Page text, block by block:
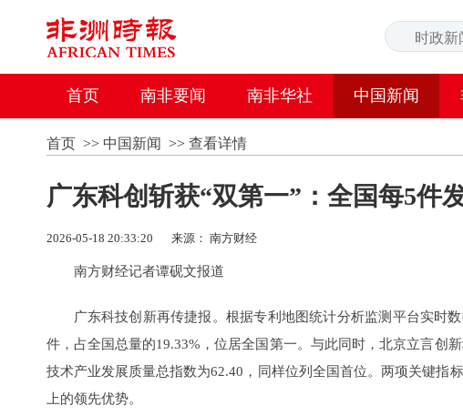
首页 南非要闻 南非华社 中国新闻
首页>> 中国新闻 >> 查看详情
广东科创斩获“双第一”：全国每5件
2026-05-18 20:33:20 来源： 南方财经
南方财经记者谭砚文报道
广东科技创新再传捷报。根据专利地图统计分析监测平台实时
件，占全国总量的19.33%，位居全国第一。与此同时，北京立言创
技术产业发展质量总指数为62.40，同样位列全国首位。两项关键指
上的领先优势。